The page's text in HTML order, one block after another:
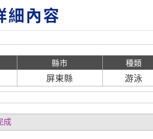
細內容
縣市 種類
屏東縣 游泳
成